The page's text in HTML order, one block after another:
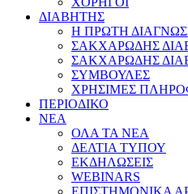
ΔΙΑΒΗΤΗΣ
Η ΠΡΩΤΗ
ΣΑΚΧΑΡΩΔΗΣ
ΣΑΚΧΑΡΩΔΗΣ
ΣΥΜΒΟΥΛΕΣ
ΧΡΗΣΙΜΕΣ
ΠΕΡΙΟΔΙΚΟ
ΝΕΑ
ΟΛΑ ΤΑ ΝΕΑ
ΔΕΛΤΙΑ ΤΥΠΟΥ
ΕΚΔΗΛΩΣΕΙΣ
WEBINARS
ΕΠΙΣΤΗΜΟΝΙΚΑ